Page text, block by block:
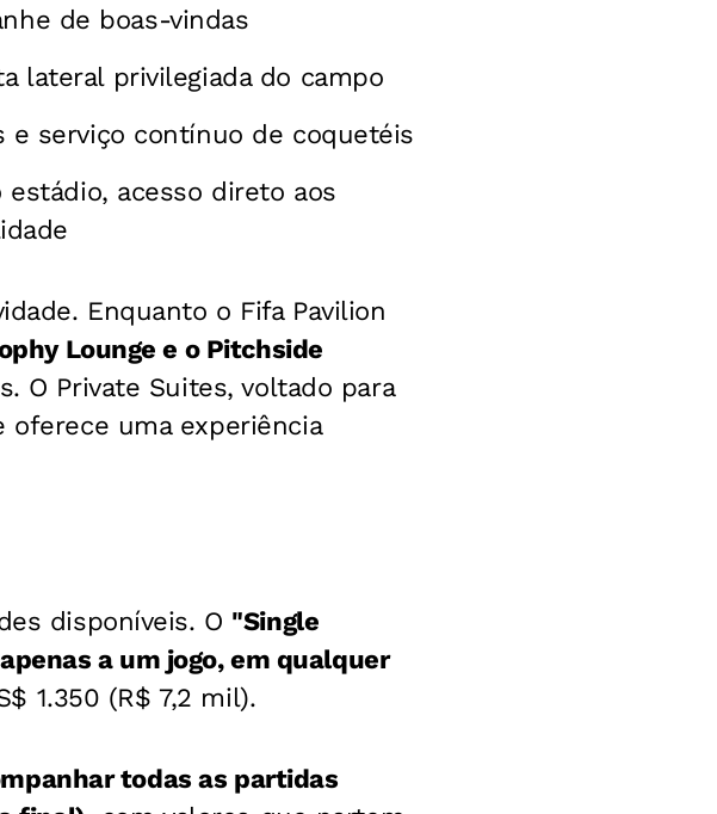
de boas-vindas
lateral privilegiada do campo
e serviço contínuo de coquetéis
acesso direto aos
Enquanto o Fifa Pavilion
Lounge e o Pitchside
O Private Suites, voltado para
uma experiência
disponíveis. O "Single
a um jogo, em qualquer
1.350 (R$ 7,2 mil).
todas as partidas